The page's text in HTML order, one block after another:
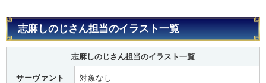
志麻しのじさん担当のイラスト一覧
志麻しのじさん担当のイラスト一覧
サーヴァント 対象なし